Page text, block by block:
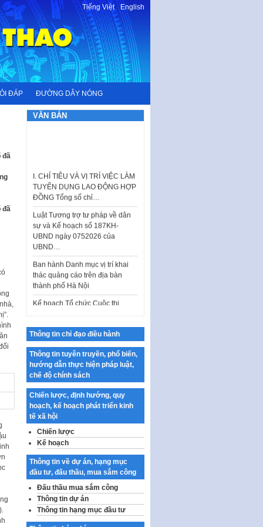
Tiếng Việt-English
ĐÁP ĐƯỜNG DÂY NÓNG
đã
đã
VĂN BẢN
TUYỂN DỤNG LAO ĐỘNG HỢP
ĐỒNG Tổng số chỉ…
Luật Tương trợ tư pháp về dân
sự và Kế hoạch số 187KH-
UBND ngày 0752026 của
UBND…
thác quảng cáo trên địa bàn
thành phố Hà Nội
Kế hoạch Tổ chức Cuộc thi
chính luận về bảo vệ nền tảng tư
Công bố công khai dự toán kinh
phí xây dựng pháp luật, hoàn
thiện thể chế, chính…
Quy định về nghiên cứu, ứng
dụng khoa học, công nghệ, đổi
mới sáng tạo và chuyển…
Quy định chi tiết và hướng dẫn
thi hành một số điều của Luật Lý
lịch tư…
Sửa đổi, bổ sung một số nội
dung tại Nghị quyết số 30/NQ-
CP ngày 24 tháng 02…
Ban hành Chương trình hành
động của Chính phủ thực hiện
Nghị quyết số 02-NQ/TW ngày
17…
Thông tin chỉ đạo điều hành
Thông tin tuyên truyền, phổ biến,
hướng dẫn thực hiện pháp luật,
chế độ chính sách
Chiến lược, định hướng, quy
hoạch, kế hoạch phát triển kinh
tế xã hội
Chiến lược
Kế hoạch
Thông tin về dự án, hạng mục
đầu tư, đấu thầu, mua sắm công
Đấu thầu mua sắm công
Thông tin dự án
Thông tin hạng mục đầu tư